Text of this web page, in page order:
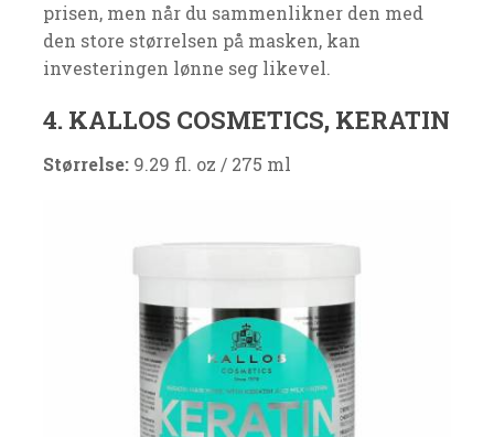
prisen, men når du sammenlikner den med
den store størrelsen på masken, kan
investeringen lønne seg likevel.
4. KALLOS COSMETICS, KERATIN
Størrelse:9.29 fl. oz / 275 ml